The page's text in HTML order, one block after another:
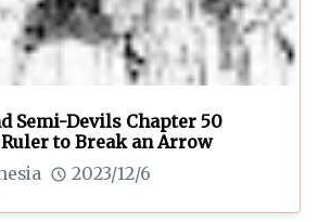
Semi-Devils Chapter 50
to Break an Arrow
2023/12/6